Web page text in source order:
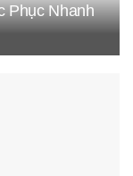
Phục Nhanh